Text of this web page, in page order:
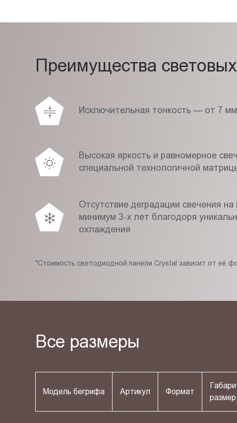
Преимущества
Исключительная тонкость — от 7 мм
Высокая яркость и равномерное
специальной технологичной
Отсутствие деградации свечения
минимум 3-х лет благодоря
охлаждения
*Стоимость светодиодной панели Crystal зависит от её
Все размеры
Модель бегрифа Артикул Формат